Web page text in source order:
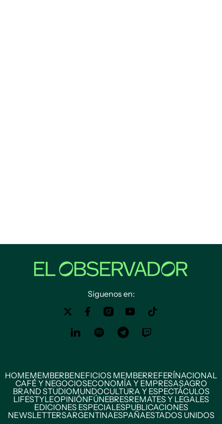
Siguenos en:
HOMEMEMBERBENEFICIOS MEMBERREFERÍNACIONAL
CAFÉ Y NEGOCIOSECONOMÍA Y EMPRESASAGRO
BRAND STUDIOMUNDOCULTURA Y ESPECTÁCULOS
LIFESTYLEOPINIÓNFÚNEBRESREMATES Y LEGALES
EDICIONES ESPECIALESPUBLICACIONES
NEWSLETTERSARGENTINAESPAÑAESTADOS UNIDOS